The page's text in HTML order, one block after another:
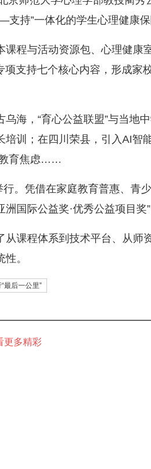
持”一体化的学生心理健康保
程与活动资源包、心理健康
支持七个核心内容，形成家
，“育心公益联盟”与当地
训；在四川荣县，引入AI智
教育焦虑……
凭借在家庭教育普惠、青少
国际公益奖·优秀公益项目奖”
课程体系到技术平台、从师
。
最后一公里”
更多精彩